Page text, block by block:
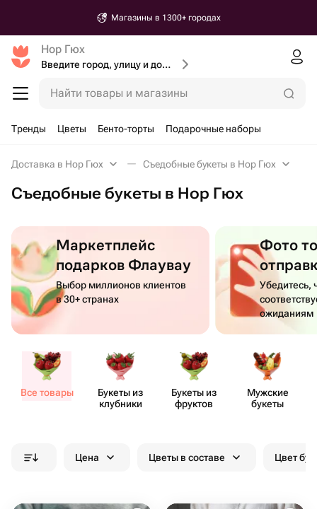
Магазины в 1300+ городах
Нор Гюх
Введите город, улицу и дом доставки
Найти товары и магазины
Тренды Цветы Бенто-торты Подарочные наборы
Доставка в Нор Гюх Съедобные букеты в Нор Гюх
Съедобные букеты в Нор Гюх
Маркетплейс
подарков Флаувау
Выбор миллионов клиентов
в 30+ странах
Фото
Убедитесь,
ожиданиям
Все товары
Букеты из
клубники
Букеты из
фруктов
Мужские
букеты
Цена Цветы в составе Цвет